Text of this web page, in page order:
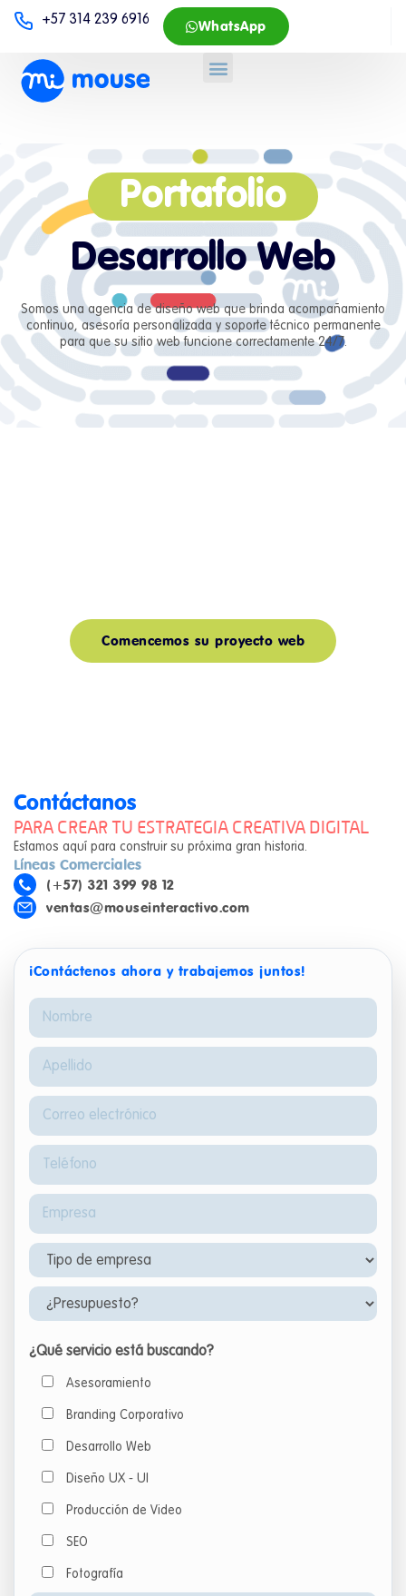
+57 314 239 6916 WhatsApp
Portafolio
Desarrollo Web
Somos una agencia de diseño web que brinda acompañamiento
continuo, asesoría personalizada y soporte técnico permanente
para que su sitio web funcione correctamente 24/7.
Comencemos su proyecto web
Contáctanos
PARA CREAR TU ESTRATEGIA CREATIVA DIGITAL
Estamos aquí para construir su próxima gran historia.
Líneas Comerciales
(+57) 321 399 98 12
ventas@mouseinteractivo.com
¡Contáctenos ahora y trabajemos juntos!
¿Qué servicio está buscando?
Asesoramiento
Branding Corporativo
Desarrollo Web
Diseño UX - UI
Producción de Video
SEO
Fotografía